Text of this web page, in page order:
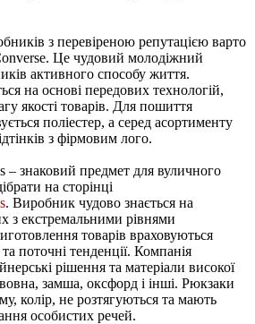
з перевіреною репутацією варто
Це чудовий молодіжний
активного способу життя.
на основі передових технологій,
якості товарів. Для пошиття
поліестер, а серед асортименту
з фірмовим лого.
знаковий предмет для вуличного
на сторінці
. Виробник чудово знається на
з екстремальними рівнями
товарів враховуються
поточні тенденції. Компанія
рішення та матеріали високої
замша, оксфорд і інші. Рюкзаки
колір, не розтягуються та мають
особистих речей.